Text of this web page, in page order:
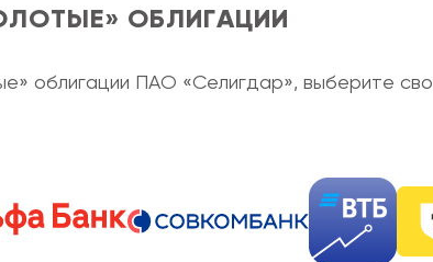
ОБЛИГАЦИИ
облигации ПАО «Селигдар», выберите